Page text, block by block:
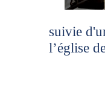
suivie
l’église